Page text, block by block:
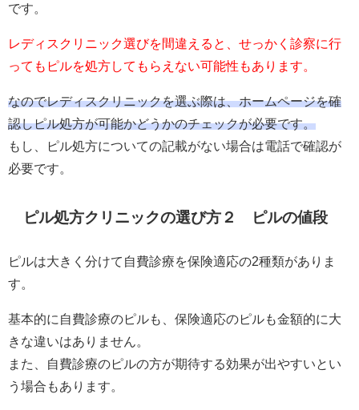
です。
レディスクリニック選びを間違えると、せっかく診察に行
ってもピルを処方してもらえない可能性もあります。
なのでレディスクリニックを選ぶ際は、ホームページを確
認しピル処方が可能かどうかのチェックが必要です。
もし、ピル処方についての記載がない場合は電話で確認が
必要です。
ピル処方クリニックの選び方２ ピルの値段
ピルは大きく分けて自費診療を保険適応の2種類がありま
す。
基本的に自費診療のピルも、保険適応のピルも金額的に大
きな違いはありません。
また、自費診療のピルの方が期待する効果が出やすいとい
う場合もあります。